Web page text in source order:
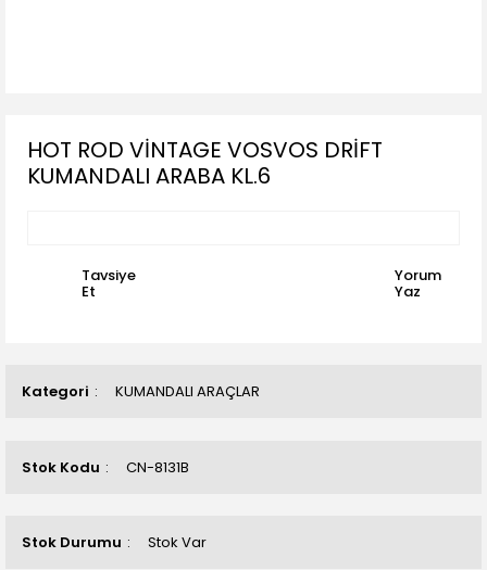
Kategori KUMANDALI ARAÇLAR
Stok Kodu CN-8131B
Stok Durumu Stok Var
HOT ROD VİNTAGE VOSVOS DRİFT
KUMANDALI ARABA KL.6
Tavsiye
Et
Yorum
Yaz